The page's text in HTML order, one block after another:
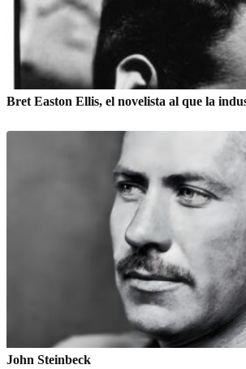
Bret Easton Ellis, el novelista al que la
John Steinbeck